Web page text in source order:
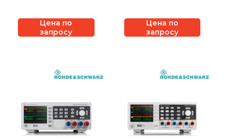
Цена по
запросу
Цена по
запросу